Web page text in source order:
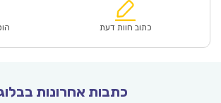
₪64.00.
הוא:
כתוב חוות דעת
כתבות אחרונות